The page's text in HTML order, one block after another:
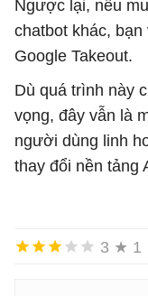
Ngược lại, nếu
chatbot khác,
Google Takeout.
Dù quá trình này
vọng, đây vẫn là
người dùng linh
thay đổi nền tảng
3 ★ 1